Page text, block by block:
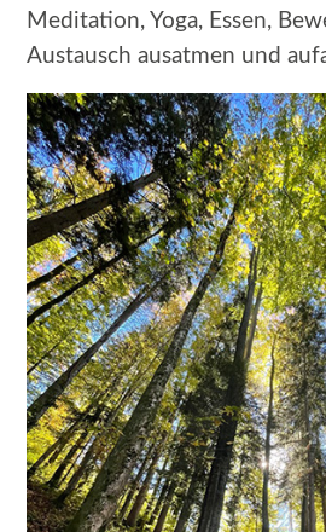
Meditation, Yoga, Essen,
Austausch ausatmen und